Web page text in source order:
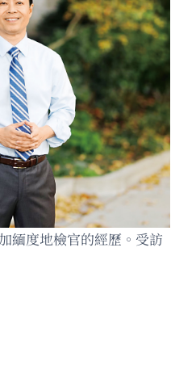
緬度地檢官的經歷。受訪